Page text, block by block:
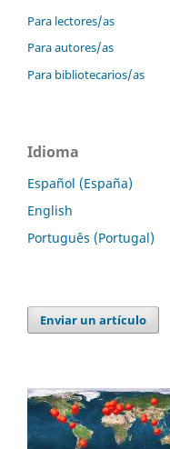
Para lectores/as
Para autores/as
Para bibliotecarios/as
Idioma
Español (España)
English
Português (Portugal)
Enviar un artículo